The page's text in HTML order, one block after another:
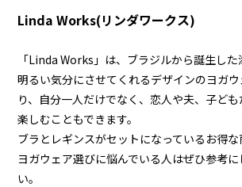
Linda Works(リンダワークス)
「Linda Works」は、ブラジルから誕生した
明るい気分にさせてくれるデザインのヨガ
り、自分一人だけでなく、恋人や夫、子ど
楽しむこともできます。
ブラとレギンスがセットになっているお得な
ヨガウェア選びに悩んでいる人はぜひ参考
い。